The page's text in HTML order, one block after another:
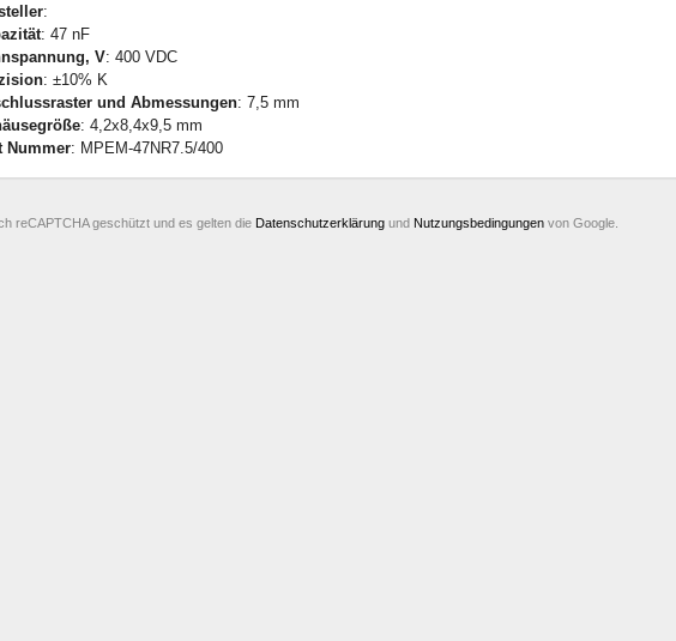
:
: 47 nF
V: 400 VDC
: ±10% K
und Abmessungen: 7,5 mm
: 4,2x8,4x9,5 mm
Nummer: MPEM-47NR7.5/400
reCAPTCHA geschützt und es gelten die Datenschutzerklärung und Nutzungsbedingungen von Google.